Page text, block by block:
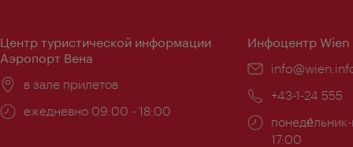
Центр туристической информации
Аэропорт Вена
Расположение:
в зале прилетов
Часы
ежедневно 09:00 - 18:00
Инфоцентр
Эл.
Телефон:
+43-1-24 555
Часы
работы:
17:00